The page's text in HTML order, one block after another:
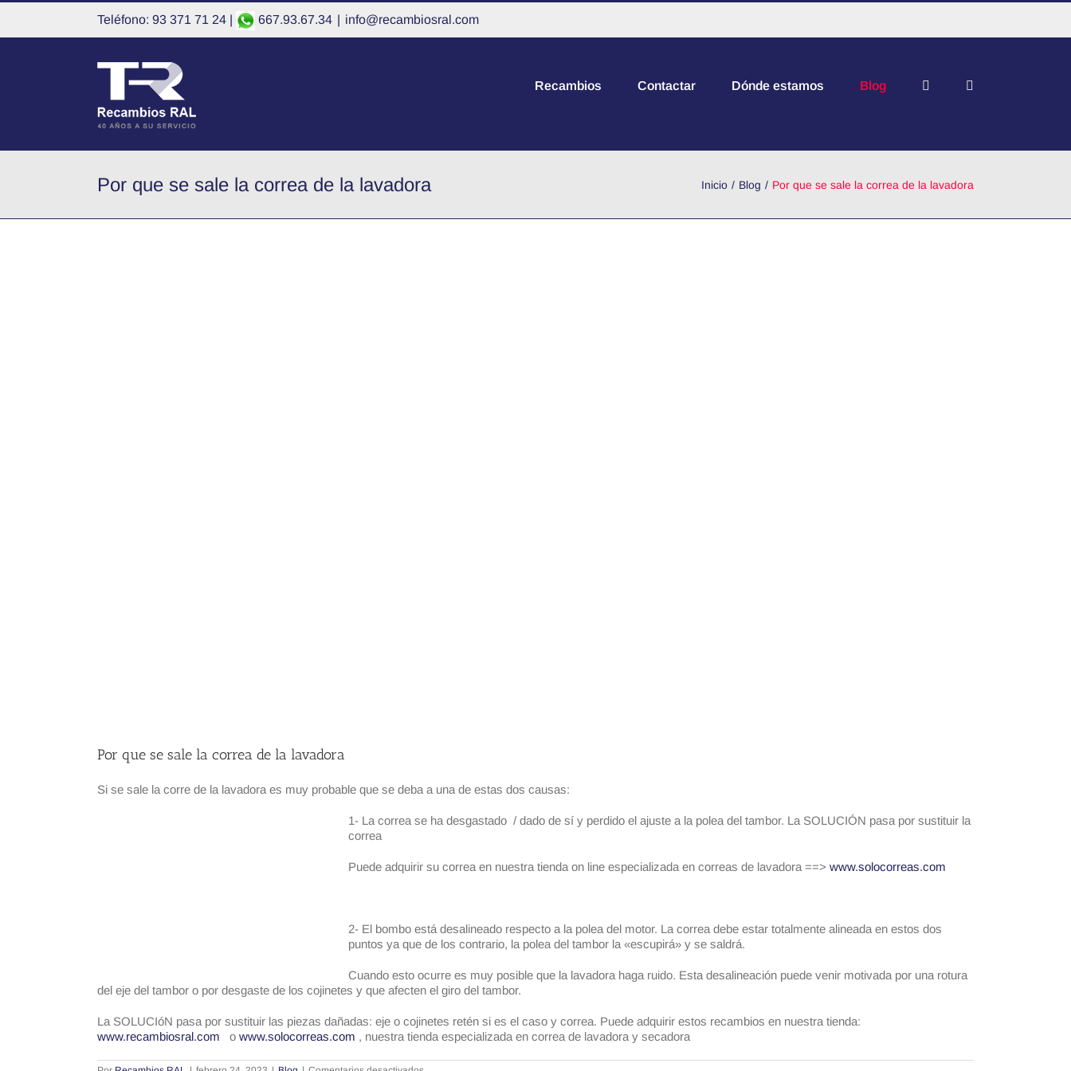
Saltar
contenido
Teléfono: 93 371 71 24 | 667.93.67.34 | info@recambiosral.com
Recambios Contactar Dónde estamos Blog
Por que se sale la correa de la lavadora Inicio Blog Por que se sale la correa de la lavadora
Por que se sale la correa de la lavadora
Si se sale la corre de la lavadora es muy probable que se deba a una de estas dos causas:
1- La correa se ha desgastado / dado de sí y perdido el ajuste a la polea del tambor. La SOLUCIÓN pasa por sustituir la
correa
Puede adquirir su correa en nuestra tienda on line especializada en correas de lavadora ==> www.solocorreas.com
2- El bombo está desalineado respecto a la polea del motor. La correa debe estar totalmente alineada en estos dos
puntos ya que de los contrario, la polea del tambor la «escupirá» y se saldrá.
Cuando esto ocurre es muy posible que la lavadora haga ruido. Esta desalineación puede venir motivada por una rotura
del eje del tambor o por desgaste de los cojinetes y que afecten el giro del tambor.
La SOLUCIóN pasa por sustituir las piezas dañadas: eje o cojinetes retén si es el caso y correa. Puede adquirir estos recambios en nuestra tienda:
www.recambiosral.com o www.solocorreas.com , nuestra tienda especializada en correa de lavadora y secadora